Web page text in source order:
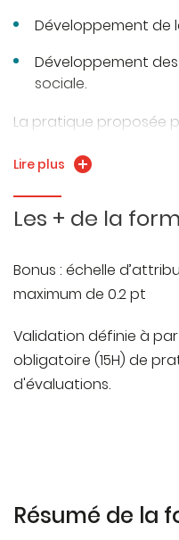
Développement de
Développement
sociale.
La pratique proposée
(respiration,
biomécanique, à
d’équilibres et
Lire plus
Les + de la
Bonus : échelle
maximum de 0.2 pt
Validation définie à
obligatoire (15H) de
d'évaluations.
Résumé de la